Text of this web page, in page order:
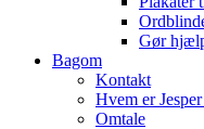
Gør
Bagom
Kontakt
Hvem er Jesper
Omtale